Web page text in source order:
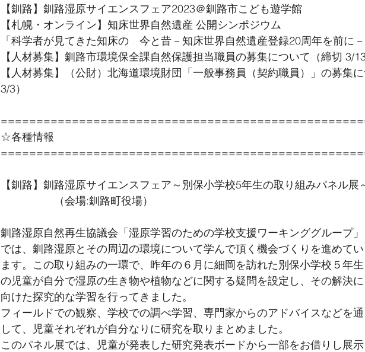
【釧路】釧路湿原サイエンスフェア2023＠釧路市こども遊学館
【札幌・オンライン】知床世界自然遺産 公開シンポジウム
「科学者が見てきた知床の　今と昔－知床世界自然遺産登録20周年を前に
【人材募集】釧路市環境保全課自然保護担当職員の募集について（締切 3/
【人材募集】（公財）北海道環境財団「一般事務員（契約職員）」の募集
3/3）
☆各種情報
【釧路】釧路湿原サイエンスフェア～別保小学校5年生の取り組みパネル展
（会場:釧路町役場）
釧路湿原自然再生協議会「湿原学習のための学校支援ワーキンググループ」
では、釧路湿原とその周辺の環境について学んで頂く機会づくりを進めてい
ます。この取り組みの一環で、昨年の６月に細岡を訪れた別保小学校５年生
の児童が自分で湿原の生き物や植物などに関する疑問を設定し、その解決に
向けた探究的な学習を行ってきました。
フィールドでの観察、学校での調べ学習、専門家からのアドバイスなどを通
して、児童それぞれが自分なりに研究を取りまとめました。
このパネル展では、児童が発表した研究発表ボードから一部をお借りし展示